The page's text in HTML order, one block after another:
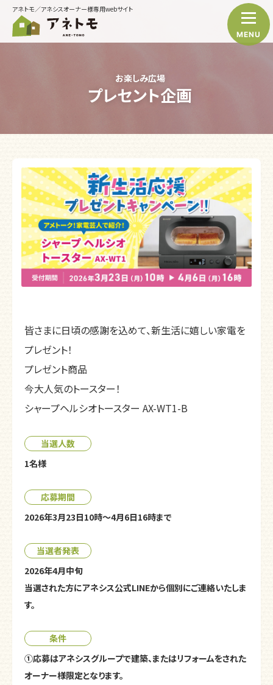
アネトモ／アネシスオーナー様専用webサイト
MENU
プレセント企画
お楽しみ広場
皆さまに日頃の感謝を込めて、新生活に嬉しい家電を
プレゼント！
プレゼント商品
今大人気のトースター！
シャープヘルシオトースター AX-WT1-B
当選人数
1名様
応募期間
2026年3月23日10時～4月6日16時まで
当選者発表
2026年4月中旬
当選された方にアネシス公式LINEから個別にご連絡いたしま
す。
条件
①応募はアネシスグループで建築、またはリフォームをされた
オーナー様限定となります。